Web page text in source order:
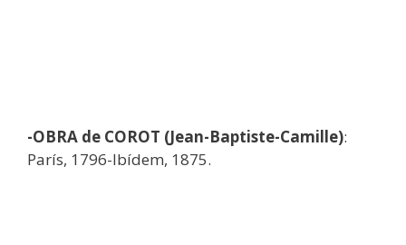
-OBRA de COROT (Jean-Baptiste-Camille):
París, 1796-Ibídem, 1875.